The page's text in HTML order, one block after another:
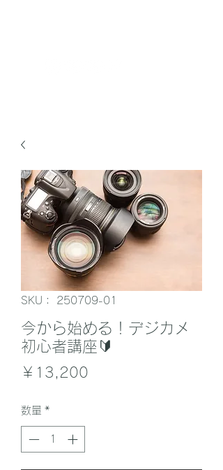
SKU： 250709-01
今から始める！デジカメ
初心者講座🔰
￥13,200
数量 *